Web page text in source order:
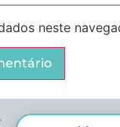
neste